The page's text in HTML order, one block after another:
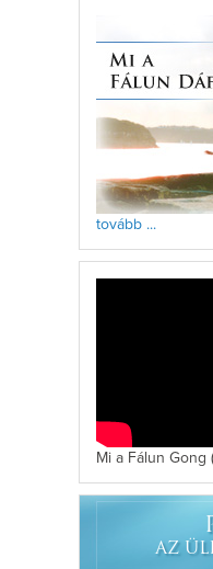
tovább ...
Mi a Fálun Gong
AZ